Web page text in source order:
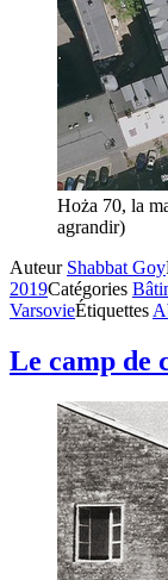
Hoża 70, la
agrandir)
Auteur Shabbat Goy
2019Catégories
VarsovieÉtiquettes
Le camp de